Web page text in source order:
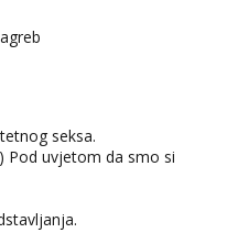
seksa.
Pod uvjetom da smo si